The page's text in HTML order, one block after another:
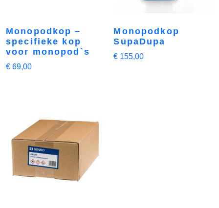
Monopodkop –
specifieke kop
voor monopod`s
€ 69,00
Monopodkop
SupaDupa
€ 155,00